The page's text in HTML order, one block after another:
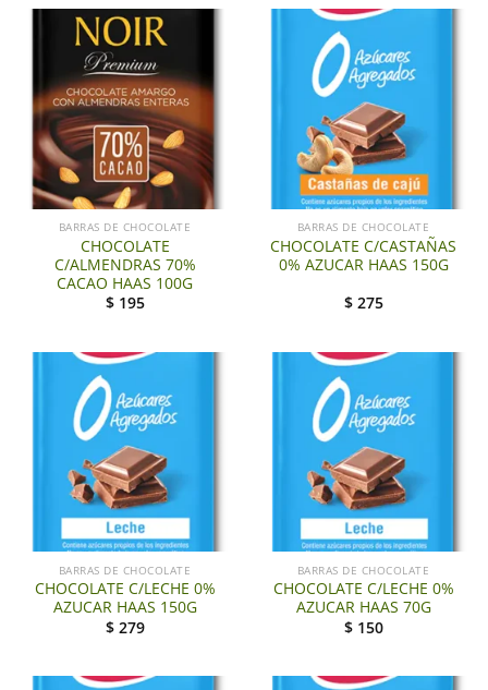
BARRAS DE CHOCOLATE
CHOCOLATE
C/ALMENDRAS 70%
CACAO HAAS 100G
$ 195
BARRAS DE CHOCOLATE
CHOCOLATE C/CASTAÑAS
0% AZUCAR HAAS 150G
$ 275
BARRAS DE CHOCOLATE
CHOCOLATE C/LECHE 0%
AZUCAR HAAS 150G
$ 279
BARRAS DE CHOCOLATE
CHOCOLATE C/LECHE 0%
AZUCAR HAAS 70G
$ 150